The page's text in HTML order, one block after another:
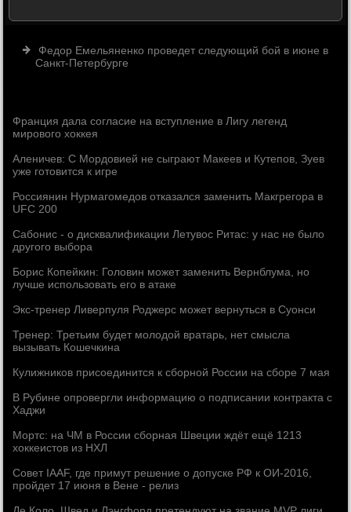
Федор Емельяненко проведет следующий бой в июне в
Санкт-Петербурге
Франция дала согласие на вступление в Лигу легенд
мирового хоккея
Аленичев: С Мордовией не сыграют Макеев и Кутепов, Зуев
уже готовится к игре
Россиянин Нурмагомедов отказался заменить Макгрегора в
UFC 200
Сабонис - о дисквалификации Летувос Ритас: у нас не было
другого выбора
Борис Копейкин: Головин может заменить Вернблума, но
лучше использовать его в атаке
Экс-тренер Ливерпуля Роджерс может вернуться в Суонси
Тренер: Третьим будет молодой вратарь, нет смысла
вызывать Кошечкина
Кулижников присоединится к сборной России на сборе 7 мая
В Рубине опровергли информацию о подписании контракта с
Хаджи
Мортс: на ЧМ в России сборная Швеции ждёт ещё 1213
хоккеистов из НХЛ
Совет IAAF, где примут решение о допуске РФ к ОИ-2016,
пройдет 17 июня в Вене - релиз